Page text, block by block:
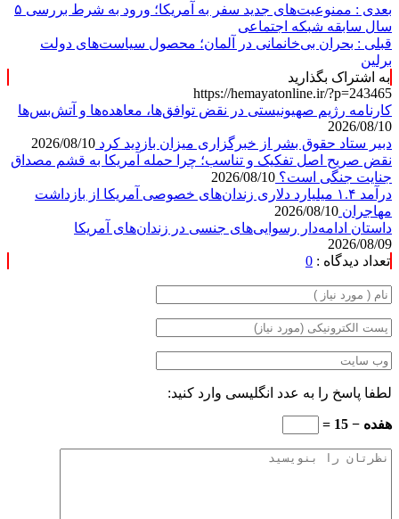
بعدی :
ممنوعیت‌های جدید سفر به آمریکا؛ ورود به شرط بررسی ۵
سال سابقه شبکه اجتماعی
قبلی : بحران بی‌خانمانی در آلمان؛ محصول سیاست‌های دولت
برلین
به اشتراک بگذارید
https://hemayatonline.ir/?p=243465
کارنامه رژیم صهیونیستی در نقض توافق‌ها، معاهده‌ها و آتش‌بس‌ها
2026/08/10
دبیر ستاد حقوق بشر از خبرگزاری میزان بازدید کرد 2026/08/10
نقض صریح اصل تفکیک و تناسب؛ چرا حمله آمریکا به قشم مصداق
جنایت جنگی است؟ 2026/08/10
درآمد ۱.۴ میلیارد دلاری زندان‌های خصوصی آمریکا از بازداشت
مهاجران 2026/08/10
داستان ادامه‌دار رسوایی‌های جنسی در زندان‌های آمریکا
2026/08/09
تعداد دیدگاه : 0
لطفا پاسخ را به عدد انگلیسی وارد کنید:
هفده − 15 =